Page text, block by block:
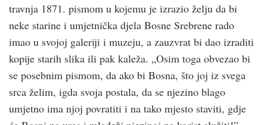
travnja 1871. pismom u kojemu je izrazio želju da bi
neke starine i umjetnička djela Bosne Srebrene rado
imao u svojoj galeriji i muzeju, a zauzvrat bi dao izraditi
kopije starih slika ili pak kaleža. „Osim toga obvezao bi
se posebnim pismom, da ako bi Bosna, što joj iz svega
srca želim, igda svoja postala, da se njezino blago
umjetno ima njoj povratiti i na tako mjesto staviti, gdje